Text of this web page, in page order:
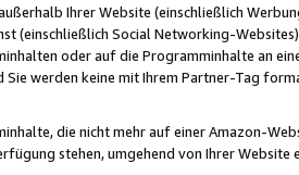
Ihrer Website (einschließlich
(einschließlich Social Networking-
oder auf die Programminhalte an
Sie werden keine mit Ihrem Partner-Tag
die nicht mehr auf einer Amazon-
stehen, umgehend von Ihrer